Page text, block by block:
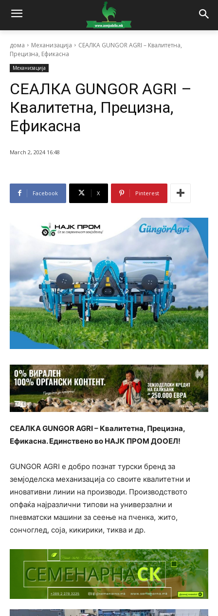
дома Механизација
СЕАЛКА GUNGOR AGRI – Квалитетна,
Прецизна, Ефикасна
Механизација
СЕАЛКА GUNGOR AGRI –
Квалитетна, Прецизна,
Ефикасна
March 2, 2024 16:48
Facebook X Pinterest
СЕАЛКАGUNGOR AGRI – Квалитетна, Прецизна,
Ефикасна. Единствено во НАЈК ПРОМ ДООЕЛ!
GUNGOR AGRI е добро познат турски бренд за
земјоделска механизација со своите квалитетни и
иновативни линии на производи. Производството
опфаќа најразлични типови на универзални и
пневматски машини за сеење на пченка, жито,
сончоглед, соја, кикирики, тиква и др.